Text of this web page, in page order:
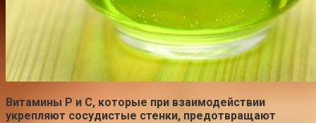
Витамины Р и С, которые при взаимодействии
укрепляют сосудистые стенки, предотвращают